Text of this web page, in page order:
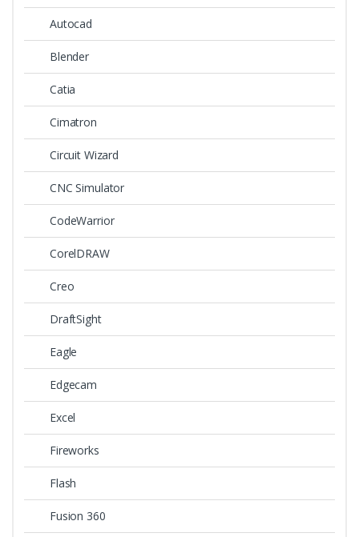
Autocad
Blender
Catia
Cimatron
Circuit Wizard
CNC Simulator
CodeWarrior
CorelDRAW
Creo
DraftSight
Eagle
Edgecam
Excel
Fireworks
Flash
Fusion 360